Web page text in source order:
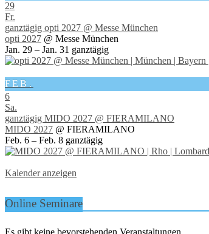
29
Fr.
ganztägig opti 2027 @ Messe München
opti 2027 @ Messe München
Jan. 29 – Jan. 31 ganztägig
FEB.
6
Sa.
ganztägig MIDO 2027 @ FIERAMILANO
MIDO 2027 @ FIERAMILANO
Feb. 6 – Feb. 8 ganztägig
Kalender anzeigen
Online Seminare